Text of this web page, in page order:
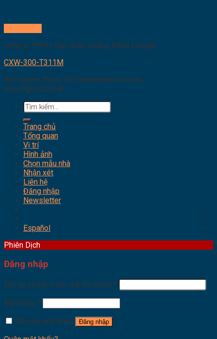
Công ty TNHH Tập đoàn Quảng Đông Longde
CXW-300-T311M
Bản Quyền Thuộc Về Viettrunginvest.com
Copyright 2026 ©
Tìm
kiếm:
Trang chủ
Tổng quan
Vị trí
Hình ảnh
Chọn mẫu nhà
Nhận xét
Liên hệ
Đăng nhập
Newsletter
Español
Phiên Dịch
Đăng nhập
Tên tài khoản hoặc địa chỉ email *
Mật khẩu *
Ghi nhớ mật khẩu
Đăng nhập